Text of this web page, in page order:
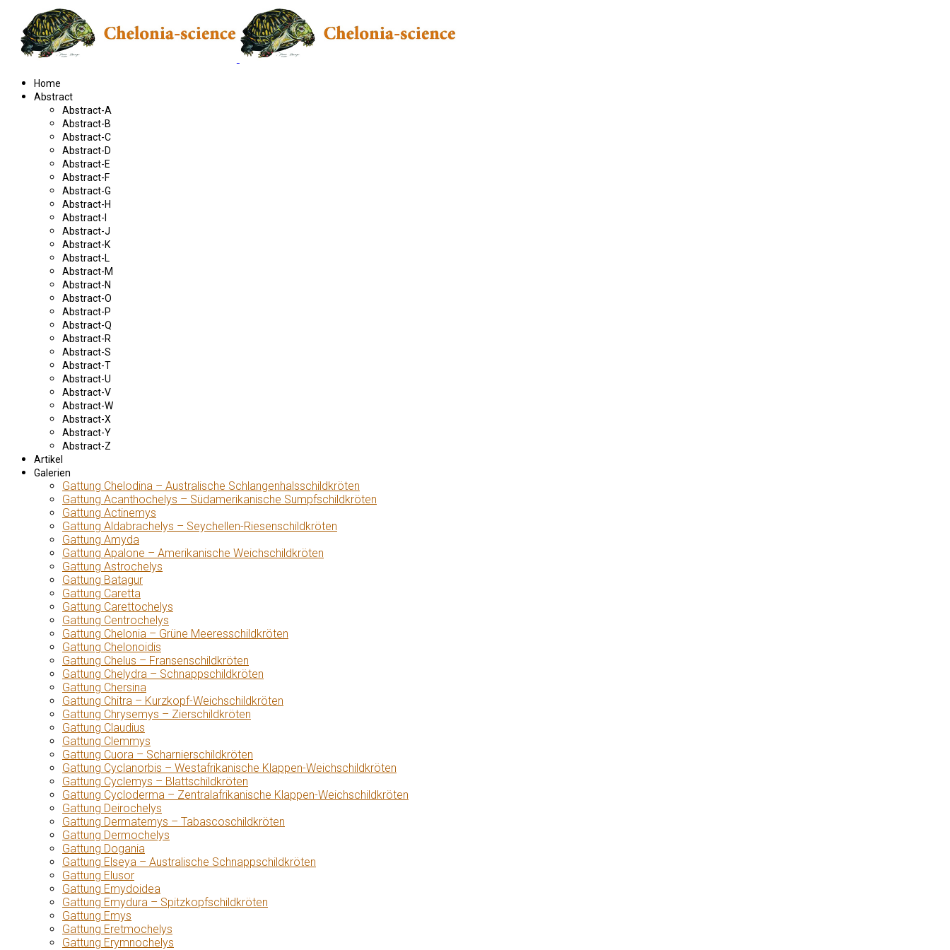
Home
Abstract
Abstract-A
Abstract-B
Abstract-C
Abstract-D
Abstract-E
Abstract-F
Abstract-G
Abstract-H
Abstract-I
Abstract-J
Abstract-K
Abstract-L
Abstract-M
Abstract-N
Abstract-O
Abstract-P
Abstract-Q
Abstract-R
Abstract-S
Abstract-T
Abstract-U
Abstract-V
Abstract-W
Abstract-X
Abstract-Y
Abstract-Z
Artikel
Galerien
Gattung Chelodina – Australische Schlangenhalsschildkröten
Gattung Acanthochelys – Südamerikanische Sumpfschildkröten
Gattung Actinemys
Gattung Aldabrachelys – Seychellen-Riesenschildkröten
Gattung Amyda
Gattung Apalone – Amerikanische Weichschildkröten
Gattung Astrochelys
Gattung Batagur
Gattung Caretta
Gattung Carettochelys
Gattung Centrochelys
Gattung Chelonia – Grüne Meeresschildkröten
Gattung Chelonoidis
Gattung Chelus – Fransenschildkröten
Gattung Chelydra – Schnappschildkröten
Gattung Chersina
Gattung Chitra – Kurzkopf-Weichschildkröten
Gattung Chrysemys – Zierschildkröten
Gattung Claudius
Gattung Clemmys
Gattung Cuora – Scharnierschildkröten
Gattung Cyclanorbis – Westafrikanische Klappen-Weichschildkröten
Gattung Cyclemys – Blattschildkröten
Gattung Cycloderma – Zentralafrikanische Klappen-Weichschildkröten
Gattung Deirochelys
Gattung Dermatemys – Tabascoschildkröten
Gattung Dermochelys
Gattung Dogania
Gattung Elseya – Australische Schnappschildkröten
Gattung Elusor
Gattung Emydoidea
Gattung Emydura – Spitzkopfschildkröten
Gattung Emys
Gattung Eretmochelys
Gattung Erymnochelys